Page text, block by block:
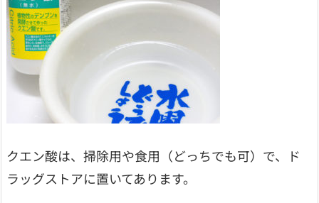
クエン酸は、掃除用や食用（どっちでも可）で、ド
ラッグストアに置いてあります。